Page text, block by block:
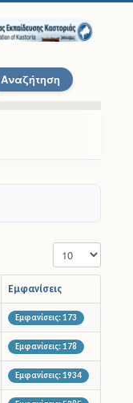
Αναζήτηση
Εμφανίσεις
Εμφανίσεις: 173
Εμφανίσεις: 178
Εμφανίσεις: 1934